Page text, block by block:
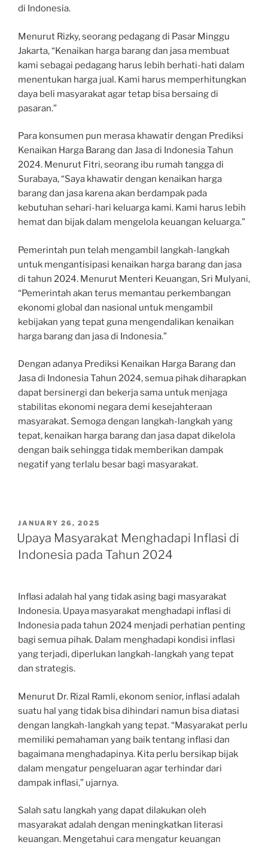
di Indonesia.
Menurut Rizky, seorang pedagang di Pasar Minggu
Jakarta, “Kenaikan harga barang dan jasa membuat
kami sebagai pedagang harus lebih berhati-hati dalam
menentukan harga jual. Kami harus memperhitungkan
daya beli masyarakat agar tetap bisa bersaing di
pasaran.”
Para konsumen pun merasa khawatir dengan Prediksi
Kenaikan Harga Barang dan Jasa di Indonesia Tahun
2024. Menurut Fitri, seorang ibu rumah tangga di
Surabaya, “Saya khawatir dengan kenaikan harga
barang dan jasa karena akan berdampak pada
kebutuhan sehari-hari keluarga kami. Kami harus lebih
hemat dan bijak dalam mengelola keuangan keluarga.”
Pemerintah pun telah mengambil langkah-langkah
untuk mengantisipasi kenaikan harga barang dan jasa
di tahun 2024. Menurut Menteri Keuangan, Sri Mulyani,
“Pemerintah akan terus memantau perkembangan
ekonomi global dan nasional untuk mengambil
kebijakan yang tepat guna mengendalikan kenaikan
harga barang dan jasa di Indonesia.”
Dengan adanya Prediksi Kenaikan Harga Barang dan
Jasa di Indonesia Tahun 2024, semua pihak diharapkan
dapat bersinergi dan bekerja sama untuk menjaga
stabilitas ekonomi negara demi kesejahteraan
masyarakat. Semoga dengan langkah-langkah yang
tepat, kenaikan harga barang dan jasa dapat dikelola
dengan baik sehingga tidak memberikan dampak
negatif yang terlalu besar bagi masyarakat.
POSTED
ON
JANUARY 26, 2025
Upaya Masyarakat Menghadapi Inflasi di
Indonesia pada Tahun 2024
Inflasi adalah hal yang tidak asing bagi masyarakat
Indonesia. Upaya masyarakat menghadapi inflasi di
Indonesia pada tahun 2024 menjadi perhatian penting
bagi semua pihak. Dalam menghadapi kondisi inflasi
yang terjadi, diperlukan langkah-langkah yang tepat
dan strategis.
Menurut Dr. Rizal Ramli, ekonom senior, inflasi adalah
suatu hal yang tidak bisa dihindari namun bisa diatasi
dengan langkah-langkah yang tepat. “Masyarakat perlu
memiliki pemahaman yang baik tentang inflasi dan
bagaimana menghadapinya. Kita perlu bersikap bijak
dalam mengatur pengeluaran agar terhindar dari
dampak inflasi,” ujarnya.
Salah satu langkah yang dapat dilakukan oleh
masyarakat adalah dengan meningkatkan literasi
keuangan. Mengetahui cara mengatur keuangan